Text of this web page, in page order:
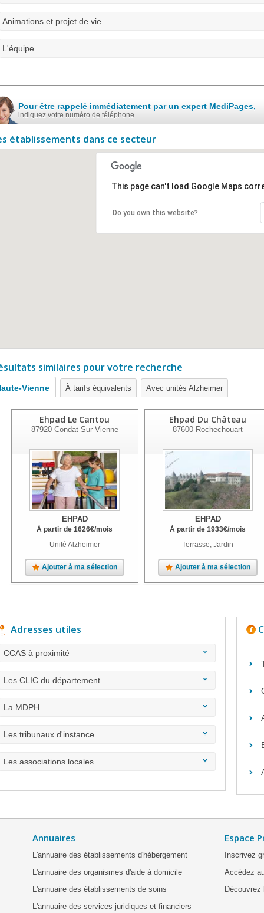
Animations et projet de vie
L'équipe
Pour être rappelé immédiatement par un expert MediPages,
indiquez votre numéro de téléphone
établissements dans ce secteur
This page can't load Google Maps
Do you own this website?
similaires pour votre recherche
Vienne À tarifs équivalents Avec unités Alzheimer
Ehpad Le Cantou
87920Condat Sur Vienne
EHPAD
À partir de 1626€/mois
Unité Alzheimer
Ajouter à ma sélection
Ehpad Du Château
87600 Rochechouart
EHPAD
À partir de1933€/mois
Terrasse, Jardin
Ajouter à ma sélection
Adresses utiles
CCAS à proximité
Les CLIC du département
La MDPH
Les tribunaux d'instance
Les associations locales
Annuaires
L'annuaire des établissements d'hébergement
L'annuaire des organismes d'aide à domicile
L'annuaire des établissements de soins
L'annuaire des services juridiques et financiers
Espace
Inscrivez
Accédez